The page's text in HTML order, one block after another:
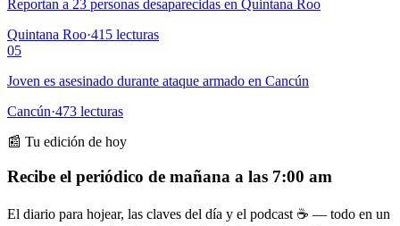
Reportan a 23 personas desaparecidas en Quintana Roo
Quintana Roo·415 lecturas
05
Joven es asesinado durante ataque armado en Cancún
Cancún·473 lecturas
📰 Tu edición de hoy
Recibe el periódico de mañana a las 7:00 am
El diario para hojear, las claves del día y el podcast ☕ — todo en un